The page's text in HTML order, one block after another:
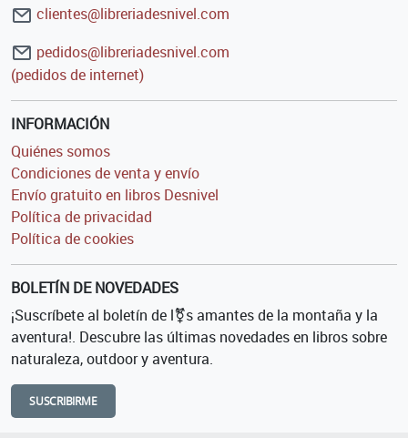
clientes@libreriadesnivel.com
pedidos@libreriadesnivel.com
(pedidos de internet)
INFORMACIÓN
Quiénes somos
Condiciones de venta y envío
Envío gratuito en libros Desnivel
Política de privacidad
Política de cookies
BOLETÍN DE NOVEDADES
¡Suscríbete al boletín de l⚧s amantes de la montaña y la
aventura!. Descubre las últimas novedades en libros sobre
naturaleza, outdoor y aventura.
SUSCRIBIRME